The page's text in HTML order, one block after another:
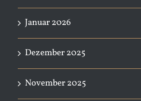
Januar 2026
Dezember 2025
November 2025